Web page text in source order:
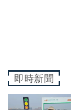
即時新聞